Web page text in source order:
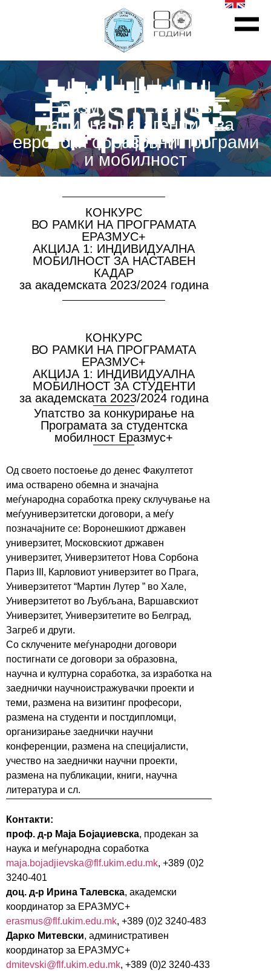
Еразмус+ | Erasmus+
Национална агенција за
европски образовни програми
и мобилност
КОНКУРС
ВО РАМКИ НА ПРОГРАМАТА
ЕРАЗМУС+
АКЦИЈА 1: ИНДИВИДУАЛНА
МОБИЛНОСТ ЗА НАСТАВЕН
КАДАР
за академската 2023/2024 година
КОНКУРС
ВО РАМКИ НА ПРОГРАМАТА
ЕРАЗМУС+
АКЦИЈА 1: ИНДИВИДУАЛНА
МОБИЛНОСТ ЗА СТУДЕНТИ
за академската 2023/2024 година
Упатство за конкурирање на
Програмата за студентска
мобилност Еразмус+
Од своето постоење до денес Факултетот
има остварено обемна и значајна
меѓународна соработка преку склучување на
меѓууниверзитетски договори, а меѓу
позначајните се: Воронешкиот државен
универзитет, Московскиот државен
универзитет, Универзитетот Нова Сорбона
Париз III, Карловиот универзитет во Прага,
Универзитетот “Мартин Лутер ” во Хале,
Универзитетот во Љубљана, Варшавскиот
Универзитет, Универзитетите во Белград,
Загреб и други.
Со склучените меѓународни договори
постигнати се договори за образовна,
научна и културна соработка, за изработка на
заеднички научноистражувачки проекти и
теми, размена на визитинг професори,
размена на студенти и постдипломци,
организирање заеднички научни
конференции, размена на специјалисти,
учество на заеднички научни проекти,
размена на публикации, книги, научна
литература и сл.
Контакти:
проф. д-р Маја Бојаџиевска, продекан за
наука и меѓународна соработка
maja.bojadjievska@flf.ukim.edu.mk, +389 (0)2
3240-401
доц. д-р Ирина Талевска, академски
координатор за ЕРАЗМУС+
erasmus@flf.ukim.edu.mk, +389 (0)2 3240-483
Дарко Митевски, административен
координатор за ЕРАЗМУС+
dmitevski@flf.ukim.edu.mk, +389 (0)2 3240-433